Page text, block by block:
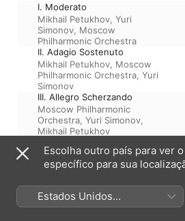
I. Moderato
Mikhail Petukhov, Yuri
Simonov, Moscow
Philharmonic Orchestra
II. Adagio Sostenuto
Mikhail Petukhov, Moscow
Philharmonic Orchestra, Yuri
Simonov
III. Allegro Scherzando
Moscow Philharmonic
Orchestra, Yuri Simonov,
Mikhail Petukhov
29 de maio de 2007
3 faixas, 35 minutos
℗ 2006 Russian Music Society
Escolha outro país para ver
específico para sua
Estados Unidos
(Português Brasil)